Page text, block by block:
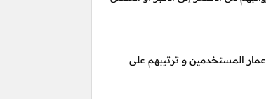
المستخدمين و ترتيبهم على